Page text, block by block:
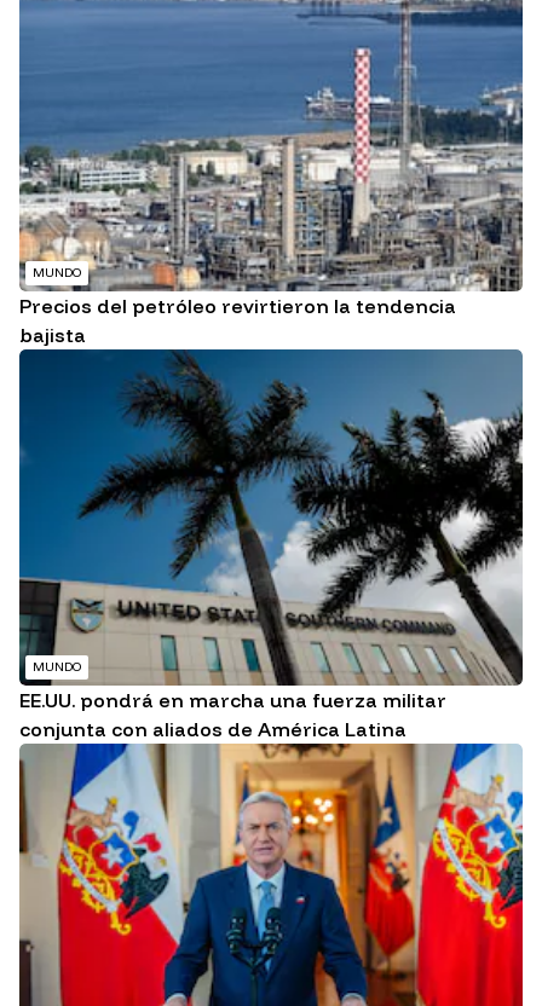
MUNDO
Precios del petróleo revirtieron la tendencia
bajista
MUNDO
EE.UU. pondrá en marcha una fuerza militar
conjunta con aliados de América Latina